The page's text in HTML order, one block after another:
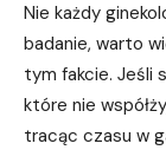
Nie każdy
badanie, warto
tym fakcie. Jeśli
które nie
tracąc czasu w